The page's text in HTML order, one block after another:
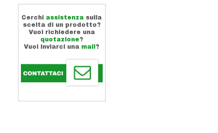
Cerchi assistenza sulla
scelta di un prodotto?
Vuoi richiedere una
quotazione?
Vuoi inviarci una mail ?